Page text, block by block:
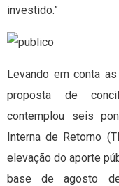
investido.”
Levando em conta
proposta de
contemplou seis
Interna de Retorno
elevação do aporte
base de agosto